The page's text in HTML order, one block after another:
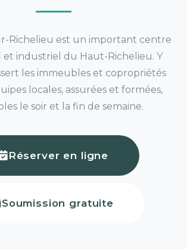
Richelieu est un important centre
et industriel du Haut-Richelieu. Y
les immeubles et copropriétés
locales, assurées et formées,
le soir et la fin de semaine.
Réserver en ligne
Soumission gratuite